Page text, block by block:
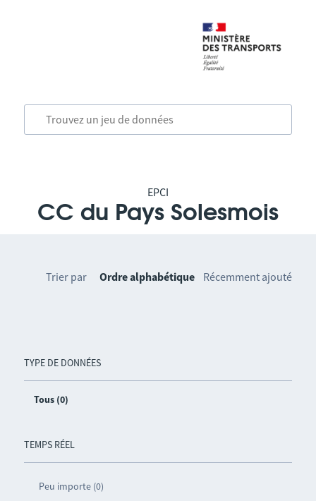
EPCI
CC du Pays Solesmois
TYPE DE DONNÉES
Tous (0)
TEMPS RÉEL
Peu importe (0)
Trier par Ordre alphabétique Récemment ajouté